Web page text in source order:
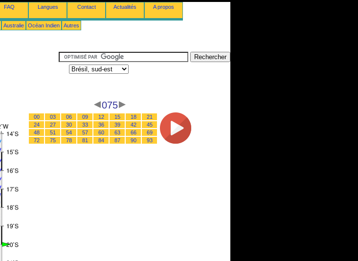
FAQ Langues Contact Actualités A propos
Australie Océan Indien Autres
075
00 03 06 09 12 15 18
21
24
27 30 33 36 39 42
45
48
51 54 57 60 63 66
69
72
75 78 81 84 87 90 93